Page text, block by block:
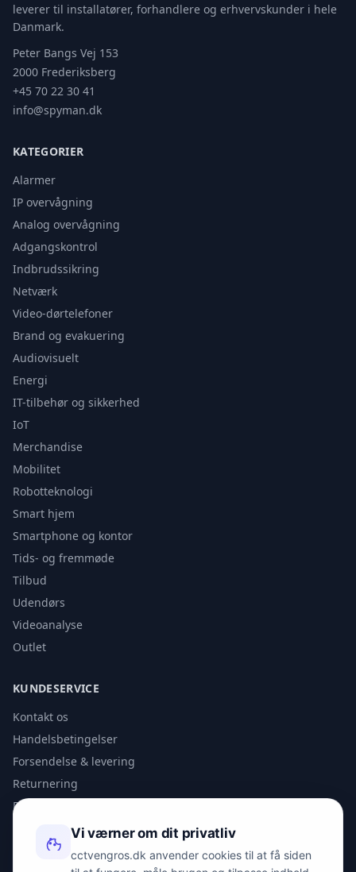
leverer til installatører, forhandlere og erhvervskunder i hele
Danmark.
Peter Bangs Vej 153
2000 Frederiksberg
+45 70 22 30 41
info@spyman.dk
KATEGORIER
Alarmer
IP overvågning
Analog overvågning
Adgangskontrol
Indbrudssikring
Netværk
Video-dørtelefoner
Brand og evakuering
Audiovisuelt
Energi
IT-tilbehør og sikkerhed
IoT
Merchandise
Mobilitet
Robotteknologi
Smart hjem
Smartphone og kontor
Tids- og fremmøde
Tilbud
Udendørs
Videoanalyse
Outlet
KUNDESERVICE
Kontakt os
Handelsbetingelser
Forsendelse & levering
Returnering
Privatlivspolitik
KONTAKT
Vi værner om dit privatliv
cctvengros.dk anvender cookies til at få siden